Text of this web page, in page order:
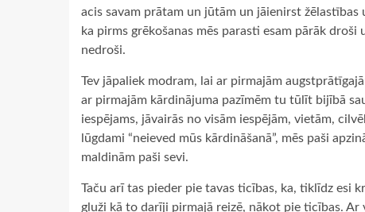
acis savam prātam un jūtām un jāienirst
ka pirms grēkošanas mēs parasti esam pārāk
nedroši.
Tev jāpaliek modram, lai ar pirmajām
ar pirmajām kārdinājuma pazīmēm tu tūlīt bijībā
iespējams, jāvairās no visām iespējām, vietām,
lūgdami “neieved mūs kārdināšanā”, mēs paši
maldinām paši sevi.
Taču arī tas pieder pie tavas ticības, ka, tiklīdz esi
gluži kā to darīji pirmajā reizē, nākot pie ticības.